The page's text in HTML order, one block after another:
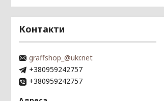
Контакти
graffshop_@ukr.net
+380959242757
+380959242757